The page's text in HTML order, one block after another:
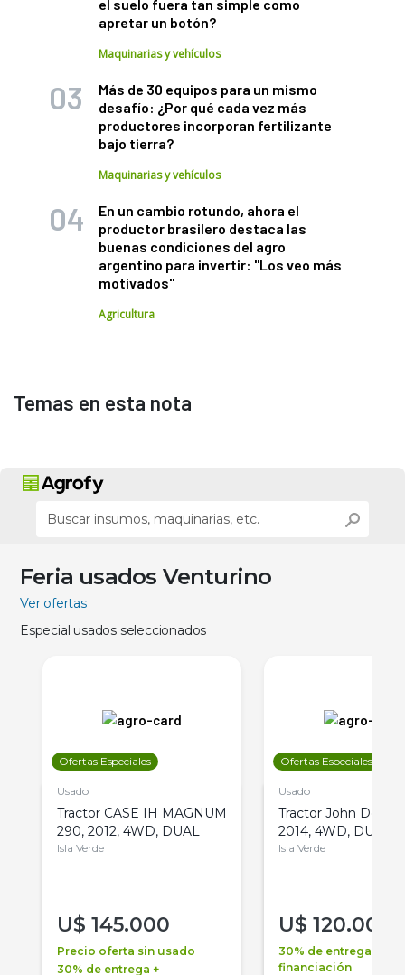
el suelo fuera tan simple como
apretar un botón?
Maquinarias y vehículos
Más de 30 equipos para un mismo
desafío: ¿Por qué cada vez más
productores incorporan fertilizante
bajo tierra?
Maquinarias y vehículos
En un cambio rotundo, ahora el
productor brasilero destaca las
buenas condiciones del agro
argentino para invertir: "Los veo más
motivados"
Agricultura
Temas en esta nota
Feria usados Venturino
Ver ofertas
Especial usados seleccionados
Ofertas Especiales
Usado
Tractor CASE IH MAGNUM
290, 2012, 4WD, DUAL
Isla Verde
U$ 145.000
Precio oferta sin usado
30% de entrega +
Ofertas Especiales
Usado
Tractor John Deere
2014, 4WD, DUAL
Isla Verde
U$ 120.000
30% de entrega +
financiación